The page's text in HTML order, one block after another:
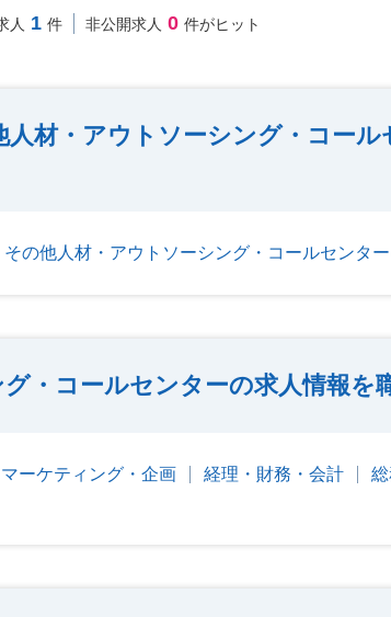
人 1 件 非公開求人 0 件がヒット
人材・アウトソーシング・コー
その他人材・アウトソーシング・コールセンタ
・コールセンターの求人情報を
マーケティング・企画 経理・財務・会計